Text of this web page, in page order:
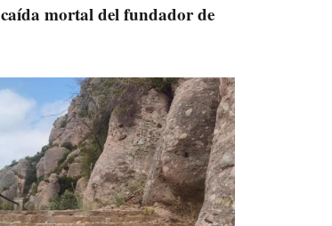
caída mortal del fundador de